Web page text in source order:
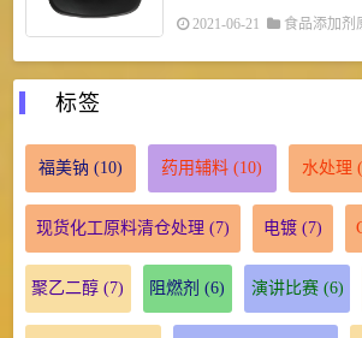
2021-06-21 食品添加剂
标签
福美钠 (10) 药用辅料 (10) 水处理
现货化工原料清仓处理 (7) 电镀 (7)
聚乙二醇 (7) 阻燃剂 (6) 演讲比赛(6)